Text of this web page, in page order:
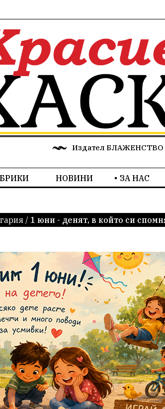
Издател
НОВИНИ ЗА НАС
/ 1 юни - денят, в който си